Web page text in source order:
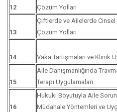
12
Çözüm Yolları
13
Çiftlerde ve Ailelerde Cinsel
Çözüm Yolları
14 Vaka Tartışmaları ve Klinik
15
Aile Danışmanlığında
Terapi Uygulamaları
16
Hukuki Boyutuyla Aile
Müdahale Yöntemleri ve